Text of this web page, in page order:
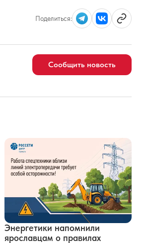
Поделиться:
Сообщить новость
Энергетики напомнили
ярославцам о правилах